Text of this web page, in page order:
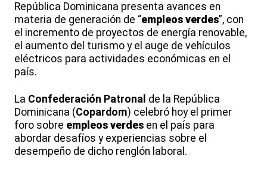
República Dominicana presenta avances en
materia de generación de “empleos verdes”, con
el incremento de proyectos de energía renovable,
el aumento del turismo y el auge de vehículos
eléctricos para actividades económicas en el
país.
La Confederación Patronal de la República
Dominicana (Copardom) celebró hoy el primer
foro sobre empleos verdes en el país para
abordar desafíos y experiencias sobre el
desempeño de dicho renglón laboral.